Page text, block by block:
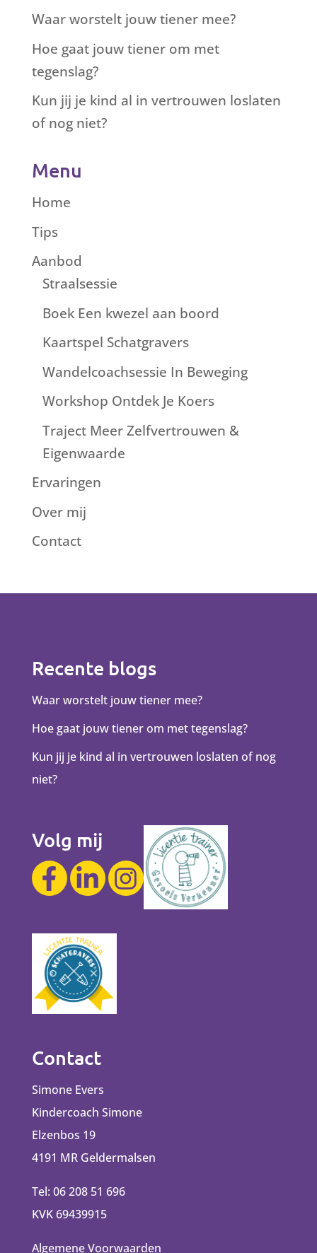
Waar worstelt jouw tiener mee?
Hoe gaat jouw tiener om met
tegenslag?
Kun jij je kind al in vertrouwen loslaten
of nog niet?
Menu
Home
Tips
Aanbod
Straalsessie
Boek Een kwezel aan boord
Kaartspel Schatgravers
Wandelcoachsessie In Beweging
Workshop Ontdek Je Koers
Traject Meer Zelfvertrouwen &
Eigenwaarde
Ervaringen
Over mij
Contact
Recente blogs
Waar worstelt jouw tiener mee?
Hoe gaat jouw tiener om met tegenslag?
Kun jij je kind al in vertrouwen loslaten of nog
niet?
Volg mij
Contact
Simone Evers
Kindercoach Simone
Elzenbos 19
4191 MR Geldermalsen
Tel: 06 208 51 696
KVK 69439915
Algemene Voorwaarden